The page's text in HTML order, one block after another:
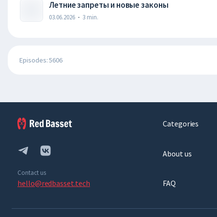
Летние запреты и новые законы
03.06.2026 · 3 min.
Episodes: 5606
Contact us
hello@redbasset.tech
Categories
About us
FAQ